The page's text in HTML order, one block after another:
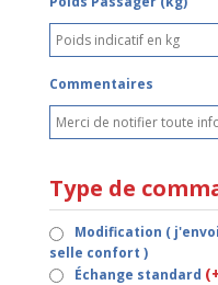
Commentaires
Type de
Modification (
selle confort )
Échange standard